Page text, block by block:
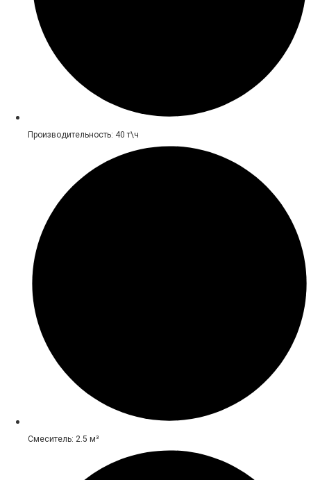
Производительность: 40 т\ч
Смеситель: 2.5 м³